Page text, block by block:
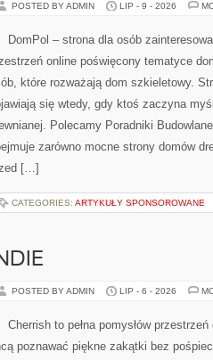
POSTED BY ADMIN LIP - 9 - 2026
DomPol – strona dla osób
online poświęcony tematyce
które rozważają dom szkieletowy.
się wtedy, gdy ktoś zaczyna
Polecamy Poradniki
zarówno mocne strony domów
[…]
CATEGORIES: ARTYKUŁY SPONSOROWANE
POSTED BY ADMIN LIP - 6 - 2026
Cherrish to pełna pomysłów
poznawać piękne zakątki bez